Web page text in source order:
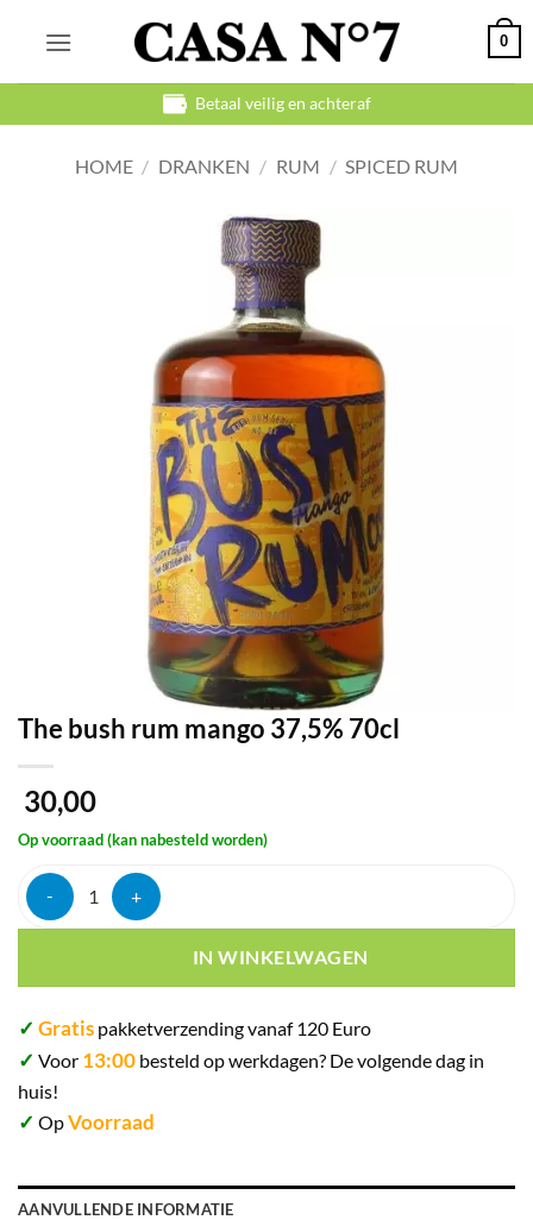
0
Betaal veilig en achteraf
HOME / DRANKEN / RUM / SPICED RUM
The bush rum mango 37,5% 70cl
30,00
Op voorraad (kan nabesteld worden)
The bush rum mango 37,5% 70cl aantal
IN WINKELWAGEN
✓ Gratis pakketverzending vanaf 120 Euro
✓ Voor 13:00 besteld op werkdagen? De volgende dag in
huis!
✓ OpVoorraad
AANVULLENDE INFORMATIE